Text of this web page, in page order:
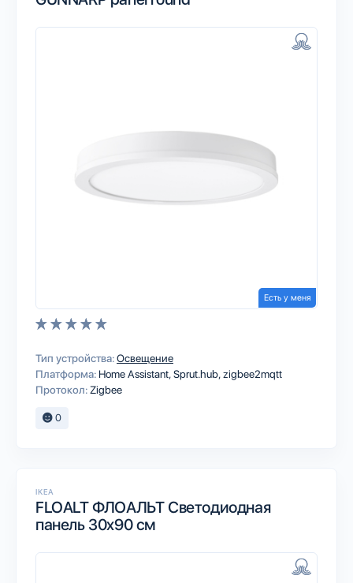
Есть у меня
Тип устройства:Освещение
Платформа: Home AssistantSprut.hubzigbee2mqtt
Протокол: Zigbee
0
IKEA
FLOALT ФЛОАЛЬТ Светодиодная
панель 30x90 см